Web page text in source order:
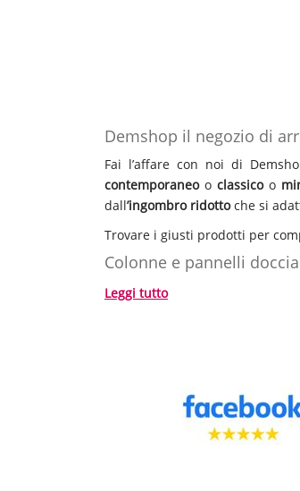
Demshop il negozio di
Fai l’affare con noi di
contemporaneoo classicoo
dall’ingombro ridottoche si
Trovare i giusti prodotti per
Colonne e pannelli
L’aziendaBossini
benessere legato alla
Hai appena acquistato casa e
per box doccia e vasca come
Leggi tutto